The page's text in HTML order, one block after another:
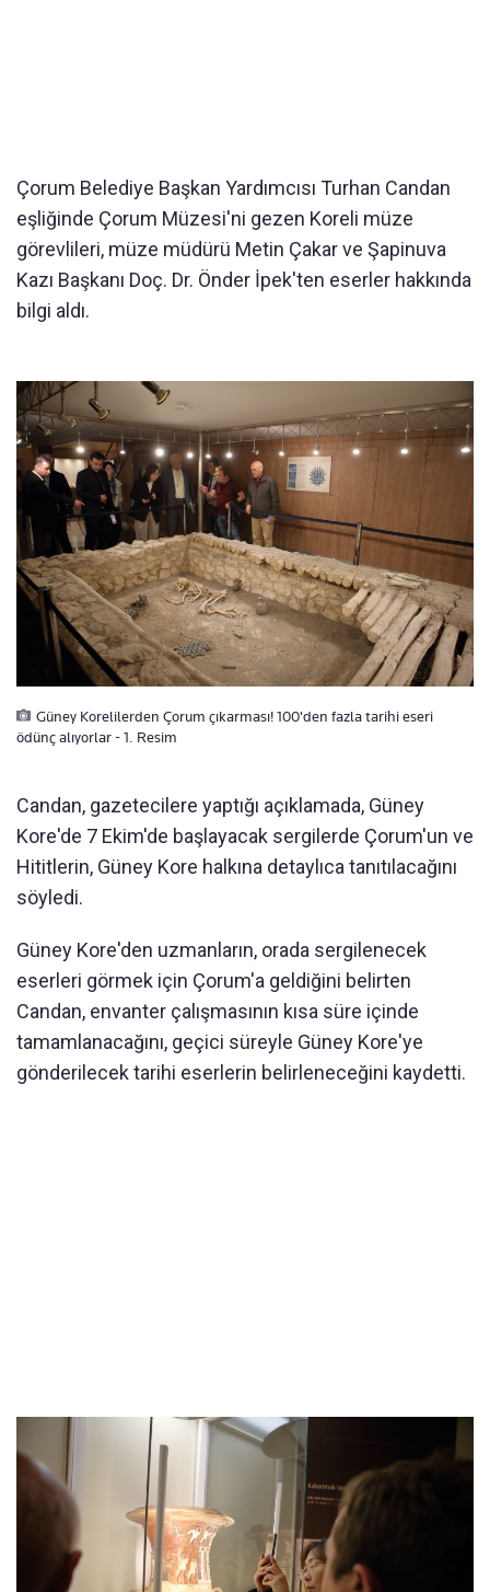
Çorum Belediye Başkan Yardımcısı Turhan Candan
eşliğinde Çorum Müzesi'ni gezen Koreli müze
görevlileri, müze müdürü Metin Çakar ve Şapinuva
Kazı Başkanı Doç. Dr. Önder İpek'ten eserler hakkında
bilgi aldı.
Güney Korelilerden Çorum çıkarması! 100'den fazla tarihi eseri
ödünç alıyorlar - 1. Resim
Candan, gazetecilere yaptığı açıklamada, Güney
Kore'de 7 Ekim'de başlayacak sergilerde Çorum'un ve
Hititlerin, Güney Kore halkına detaylıca tanıtılacağını
söyledi.
Güney Kore'den uzmanların, orada sergilenecek
eserleri görmek için Çorum'a geldiğini belirten
Candan, envanter çalışmasının kısa süre içinde
tamamlanacağını, geçici süreyle Güney Kore'ye
gönderilecek tarihi eserlerin belirleneceğini kaydetti.